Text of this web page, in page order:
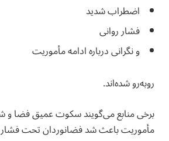
اضطراب شدید
فشار روانی
و نگرانی درباره ادامه مأموریت
روبه‌رو شده‌اند.
برخی منابع می‌گویند سکوت عمیق فضا
مأموریت باعث شد فضانوردان تحت فشار